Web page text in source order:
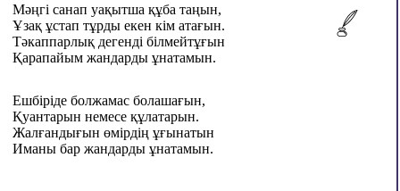
Мәңгі санап уақытша құба таңын,
Ұзақ ұстап тұрды екен кім атағын.
Тәкаппарлық дегенді білмейтұғын
Қарапайым жандарды ұнатамын.
Ешбіріде болжамас болашағын,
Қуантарын немесе құлатарын.
Жалғандығын өмірдің ұғынатын
Иманы бар жандарды ұнатамын.